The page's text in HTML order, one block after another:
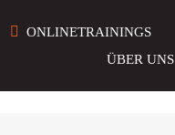
ONLINETRAININGS
ÜBER UNS